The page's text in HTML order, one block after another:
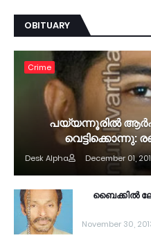
OBITUARY
Crime
പയ്യന്നൂരില്‍
വെട്ടിക്കൊന്നു:
Desk Alpha December 01,
ബൈക്കില്‍
November 30,